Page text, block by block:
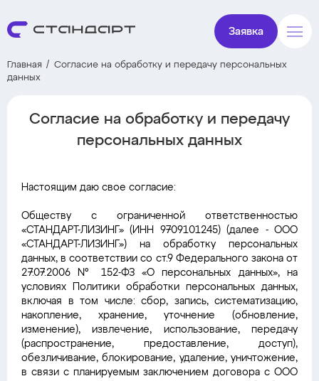
Заявка
Главная
Согласие на обработку и передачу персональных
данных
Согласие на обработку и передачу
персональных данных
Настоящим даю свое согласие:
Обществу с ограниченной ответственностью
«СТАНДАРТ-ЛИЗИНГ» (ИНН 9709101245) (далее - ООО
«СТАНДАРТ-ЛИЗИНГ») на обработку персональных
данных, в соответствии со ст.9 Федерального закона от
27.07.2006 № 152-ФЗ «О персональных данных», на
условиях Политики обработки персональных данных,
включая в том числе: сбор, запись, систематизацию,
накопление, хранение, уточнение (обновление,
изменение), извлечение, использование, передачу
(распространение, предоставление, доступ),
обезличивание, блокирование, удаление, уничтожение,
в связи с планируемым заключением договора с ООО